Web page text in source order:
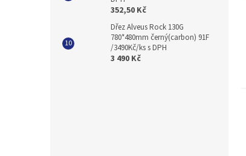
352,50 Kč
Dřez Alveus Rock 130G
780*480mm černý(carbon) 91F
/3490Kč/ks s DPH
3 490 Kč